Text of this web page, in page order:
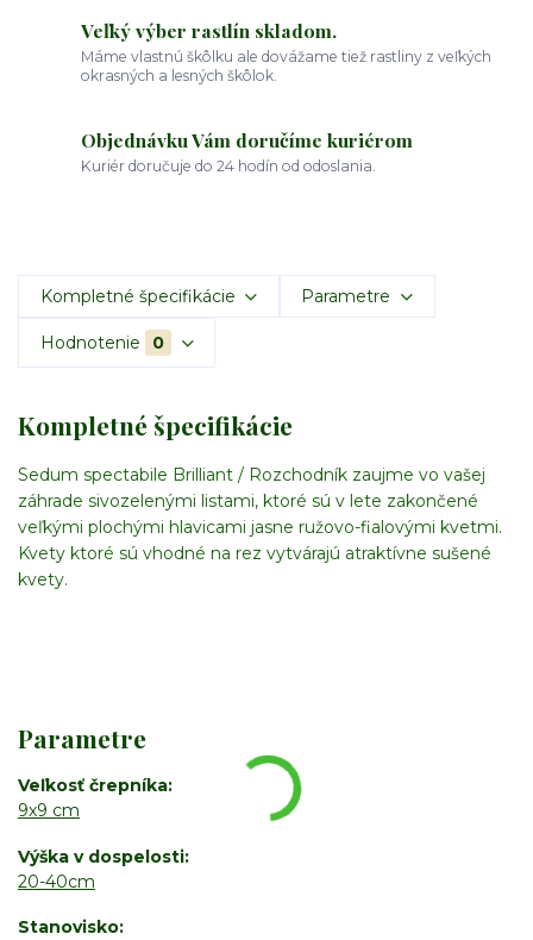
Veľký výber rastlín skladom.
Máme vlastnú škôlku ale dovážame tiež rastliny z veľkých
okrasných a lesných škôlok.
Objednávku Vám doručíme kuriérom
Kuriér doručuje do 24 hodín od odoslania.
Kompletné špecifikácie Parametre
Hodnotenie 0
Kompletné špecifikácie
Sedum spectabile Brilliant / Rozchodník zaujme vo vašej
záhrade sivozelenými listami, ktoré sú v lete zakončené
veľkými plochými hlavicami jasne ružovo-fialovými kvetmi.
Kvety ktoré sú vhodné na rez vytvárajú atraktívne sušené
kvety.
Parametre
Veľkosť črepníka
9x9 cm
Výška v dospelosti
20-40cm
Stanovisko